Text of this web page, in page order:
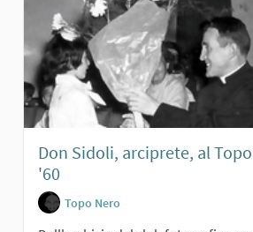
Don Sidoli, arciprete, al
'60
Topo Nero